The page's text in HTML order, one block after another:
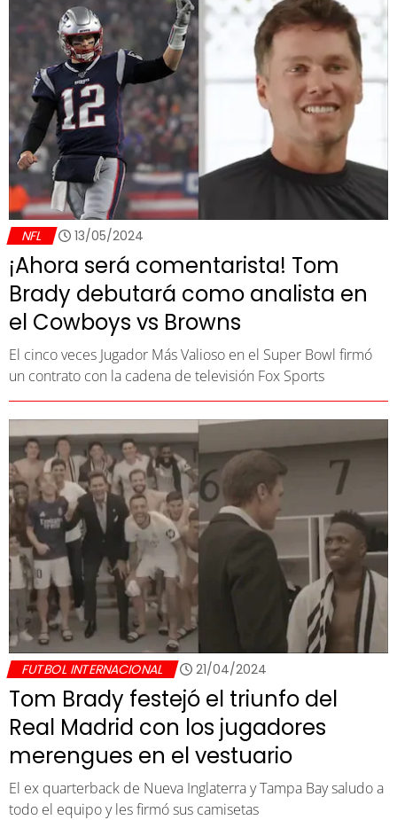
NFL 13/05/2024
¡Ahora será comentarista! Tom
Brady debutará como analista en
el Cowboys vs Browns
El cinco veces Jugador Más Valioso en el Super Bowl firmó
un contrato con la cadena de televisión Fox Sports
FUTBOL INTERNACIONAL 21/04/2024
Tom Brady festejó el triunfo del
Real Madrid con los jugadores
merengues en el vestuario
El ex quarterback de Nueva Inglaterra y Tampa Bay saludo a
todo el equipo y les firmó sus camisetas